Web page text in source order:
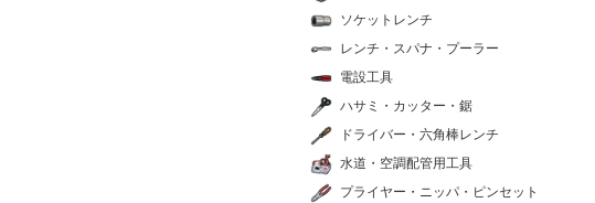
ソケットレンチ
レンチ・スパナ・プーラー
電設工具
ハサミ・カッター・鋸
ドライバー・六角棒レンチ
水道・空調配管用工具
プライヤー・ニッパ・ピンセット